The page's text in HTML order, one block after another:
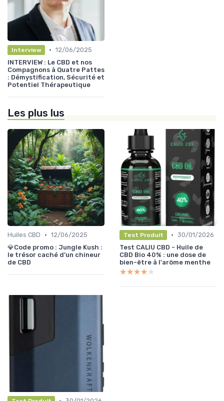
Interview • 12/06/2025
INTERVIEW : Le CBD et nos
Compagnons à Quatre Pattes
: Démystification, Sécurité et
Potentiel Thérapeutique
Les plus lus
Huiles CBD • 12/06/2025
💎Code promo : Jungle Kush :
le trésor caché d’un chineur
de CBD
Test Produit • 30/01/2026
Test CALIU CBD - Huile de
CBD Bio 40% : une dose de
bien-être à l'arôme menthe
★★★★★
★★★★★